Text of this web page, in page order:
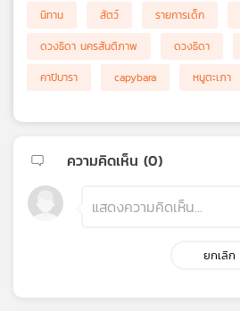
นิทาน สัตว์ รายการเด็ก
ดวงธิดา นครสันติภาพ
ดวงธิดา
คาปิบารา
capybara หนูตะเภา
ความคิดเห็น (0)
ยกเลิก